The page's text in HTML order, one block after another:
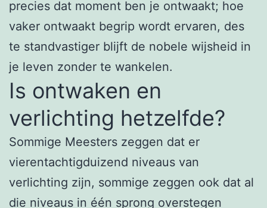
precies dat moment ben je ontwaakt; hoe
vaker ontwaakt begrip wordt ervaren, des
te standvastiger blijft de nobele wijsheid in
je leven zonder te wankelen.
Is ontwaken en
verlichting hetzelfde?
Sommige Meesters zeggen dat er
vierentachtigduizend niveaus van
verlichting zijn, sommige zeggen ook dat al
die niveaus in één sprong overstegen